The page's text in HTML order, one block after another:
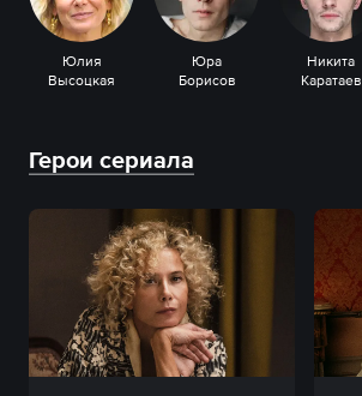
Юлия
Высоцкая
Юра
Борисов
Никита
Каратаев
Герои сериала